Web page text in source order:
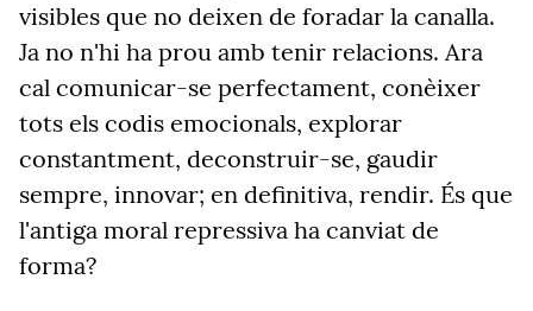
visibles que no deixen de foradar la canalla.
Ja no n'hi ha prou amb tenir relacions. Ara
cal comunicar-se perfectament, conèixer
tots els codis emocionals, explorar
constantment, deconstruir-se, gaudir
sempre, innovar; en definitiva, rendir. És que
l'antiga moral repressiva ha canviat de
forma?